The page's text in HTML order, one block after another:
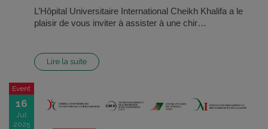
L’Hôpital Universitaire International Cheikh Khalifa a le
plaisir de vous inviter à assister à une chir…
Lire la suite
Event
16
Jul
2025